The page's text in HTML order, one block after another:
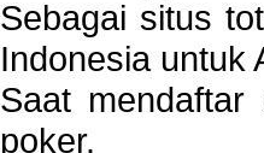
Sebagai situs
Indonesia untuk
Saat
poker.